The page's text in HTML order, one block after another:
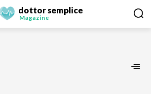
dottor semplice
Magazine